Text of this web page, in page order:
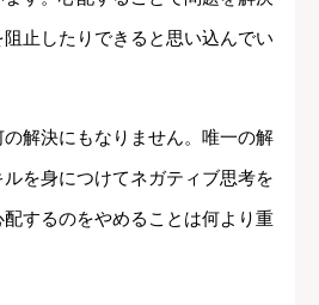
止したりできると思い込んでい
解決にもなりません。唯一の解
を身につけてネガティブ思考を
するのをやめることは何より重